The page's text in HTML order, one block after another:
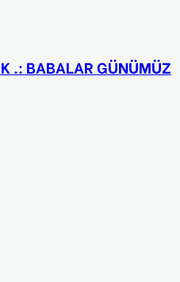
.: BABALAR GÜNÜMÜZ